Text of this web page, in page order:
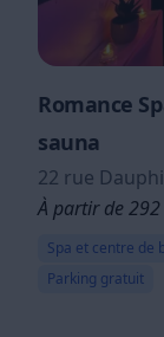
Romance
sauna
22 rue
À partir de
Spa et centre de
Parking gratuit